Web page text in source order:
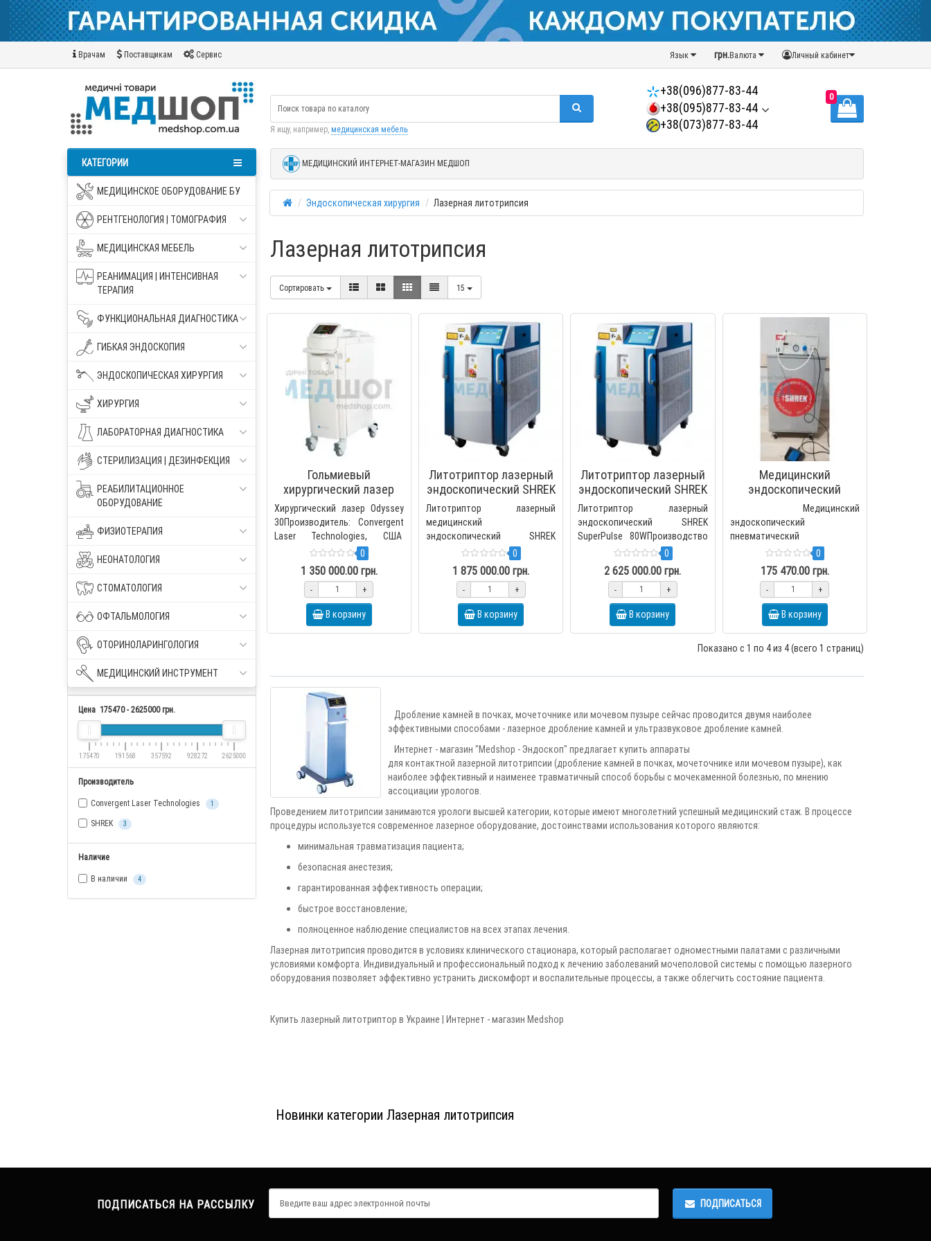
Врачам Поставщикам Сервис Личный кабинет
грн.Валюта
Язык
+38(096)877-83-44
+38(095)877-83-44
+38(073)877-83-44
0
Я ищу, например, медицинская мебель
КАТЕГОРИИ
МЕДИЦИНСКОЕ ОБОРУДОВАНИЕ БУ
РЕНТГЕНОЛОГИЯ | ТОМОГРАФИЯ
МЕДИЦИНСКАЯ МЕБЕЛЬ
РЕАНИМАЦИЯ | ИНТЕНСИВНАЯ
ТЕРАПИЯ
ФУНКЦИОНАЛЬНАЯ ДИАГНОСТИКА
ГИБКАЯ ЭНДОСКОПИЯ
ЭНДОСКОПИЧЕСКАЯ ХИРУРГИЯ
ХИРУРГИЯ
ЛАБОРАТОРНАЯ ДИАГНОСТИКА
СТЕРИЛИЗАЦИЯ | ДЕЗИНФЕКЦИЯ
РЕАБИЛИТАЦИОННОЕ
ОБОРУДОВАНИЕ
ФИЗИОТЕРАПИЯ
НЕОНАТОЛОГИЯ
СТОМАТОЛОГИЯ
ОФТАЛЬМОЛОГИЯ
ОТОРИНОЛАРИНГОЛОГИЯ
МЕДИЦИНСКИЙ ИНСТРУМЕНТ
МЕДИЦИНСКИЙ ИНТЕРНЕТ-МАГАЗИН МЕДШОП
Эндоскопическая хирургия Лазерная литотрипсия
Параметры
Цена 175470-2625000грн.
175470 191568 357592 928272 2625000
Производитель
Convergent Laser Technologies 1
SHREK 3
Наличие
В наличии 4
Лазерная литотрипсия
Сортировать 15
Гольмиевый
хирургический лазер
Odyssey 30
Хирургический лазер Odyssey
30Производитель: Convergent
Laser Technologies, США
Гольмиевый хирургический
YAG лазер&n..
0
1 350 000.00 грн.
- +
В корзину
Литотриптор лазерный
эндоскопический SHREK
SuperPulse 40W
Литотриптор лазерный
медицинский
эндоскопический SHREK
SuperPulse 40WПроизводство
Shrek, Китай Литотриптор
лазерный эндоско..
0
1 875 000.00 грн.
- +
В корзину
Литотриптор лазерный
эндоскопический SHREK
SuperPulse 80W
Литотриптор лазерный
эндоскопический SHREK
SuperPulse 80WПроизводство
Shrek, Китай Литотриптор
лазерный медицинский
эндоско..
0
2 625 000.00 грн.
- +
В корзину
Медицинский
эндоскопический
пневматический
литотриптер SHREK ELE
Медицинский
эндоскопический
пневматический
литотриптер SHREK
ELEВыходное давление: 0-7
барВходное давление: 5-8
барЧаст..
0
175 470.00 грн.
- +
В корзину
Показано с 1 по 4 из 4 (всего 1 страниц)
Дробление камней в почках, мочеточнике или мочевом пузыре сейчас проводится двумя наиболее
эффективными способами - лазерное дробление камней и ультразвуковое дробление камней.
Интернет - магазин "Medshop - Эндоскоп" предлагает купить аппараты
для контактной лазерной литотрипсии (дробление камней в почках, мочеточнике или мочевом пузыре), как
наиболее эффективный и наименее травматичный способ борьбы с мочекаменной болезнью, по мнению
ассоциации урологов.
Проведением литотрипсии занимаются урологи высшей категории, которые имеют многолетний успешный медицинский стаж. В процессе
процедуры используется современное лазерное оборудование, достоинствами использования которого являются:
минимальная травматизация пациента;
безопасная анестезия;
гарантированная эффективность операции;
быстрое восстановление;
полноценное наблюдение специалистов на всех этапах лечения.
Лазерная литотрипсия проводится в условиях клинического стационара, который располагает одноместными палатами с различными
условиями комфорта. Индивидуальный и профессиональный подход к лечению заболеваний мочеполовой системы с помощью лазерного
оборудования позволяет эффективно устранить дискомфорт и воспалительные процессы, а также облегчить состояние пациента.
Купить лазерный литотриптор в Украине | Интернет - магазин Medshop
Новинки категории Лазерная литотрипсия
ПОДПИСАТЬСЯ НА РАССЫЛКУ ПОДПИСАТЬСЯ